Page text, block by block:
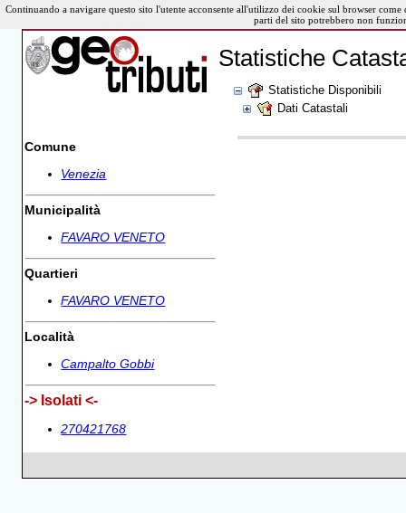
Comune
Venezia
Municipalità
FAVARO VENETO
Quartieri
FAVARO VENETO
Località
Campalto Gobbi
-> Isolati <-
270421768
Statistiche
Statistiche Disponibili
Dati Catastali
Continuando a navigare questo sito l'utente acconsente all'utilizzo dei cookie sul browser
parti del sito potrebbero non